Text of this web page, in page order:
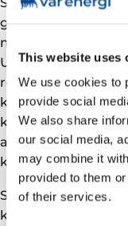
This website uses
We use cookies to
provide social
We also share
our social media,
may combine it
provided to them
of their services.
grads utdannelse.
miljørettet sektor
University er Eni-
rekruttering,
kontaktpunkt mot
akademiske
konsernets
Søknadsfristen er
kontakt